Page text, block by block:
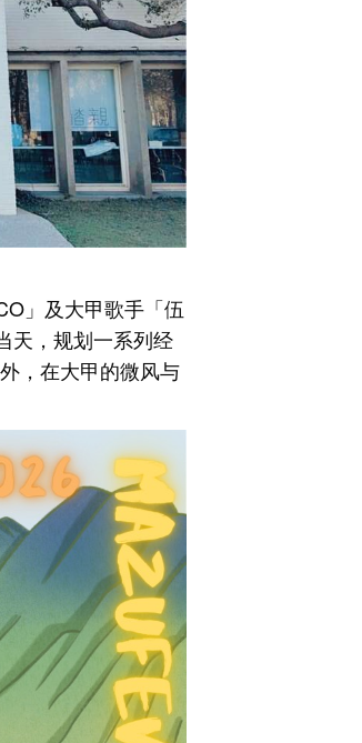
」及大甲歌手「伍
天，规划一系列经
，在大甲的微风与